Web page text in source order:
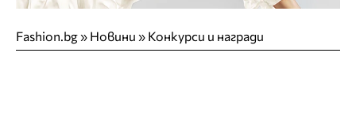
Fashion.bg» Новини » Конкурси и награди